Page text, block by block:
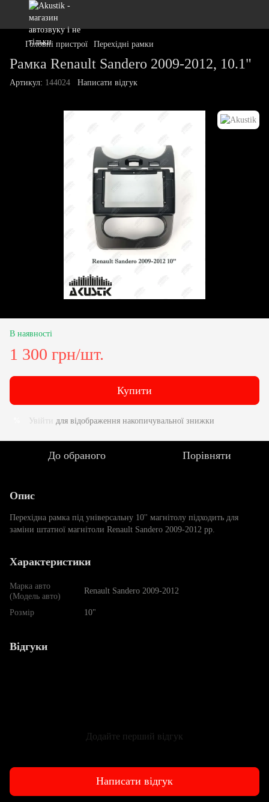
Головні пристрої Перехідні рамки
Pамка Renault Sandero 2009-2012, 10.1"
Артикул: 144024 Написати відгук
В наявності
1 300 грн/шт.
Купити
Увійти для відображення накопичувальної знижки
До обраного Порівняти
Опис
Перехідна рамка під універсальну 10'' магнітолу підходить для
заміни штатної магнітоли Renault Sandero 2009-2012 рр.
Характеристики
Марка авто
(Модель авто)
Renault Sandero 2009-2012
Розмір 10"
Відгуки
Додайте перший відгук
Написати відгук